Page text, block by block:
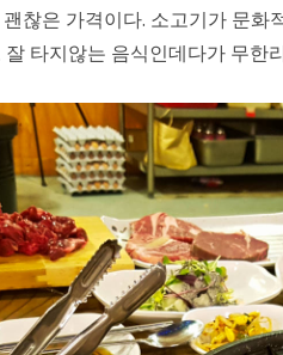
찮은 가격이다. 소고기가 문
타지않는 음식인데다가 무한